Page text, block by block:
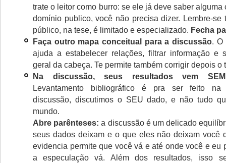
trate o leitor como burro: se ele já deve saber alguma
domínio publico, você não precisa dizer. Lembre-se
público, na tese, é limitado e especializado. Fecha
Faça outro mapa conceitual para a discussão. O
ajuda a estabelecer relações, filtrar informação e
geral da cabeça. Te permite também corrigir depois o
Na discussão, seus resultados vem
Levantamento bibliográfico é pra ser feito na
discussão, discutimos o SEU dado, e não tudo
mundo.
Abre parênteses: a discussão é um delicado
seus dados deixam e o que eles não deixam você
evidencia permite que você vá e até onde você e eu
a especulação vá. Além dos resultados, isso